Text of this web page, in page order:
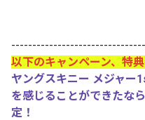
以下のキャンペーン、特
ヤングスキニー メジャー
を感じることができたな
定！